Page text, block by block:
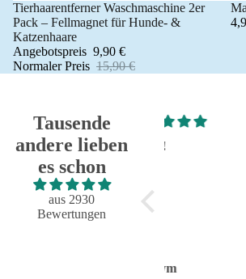
Angebot 🐾
Tierhaarentferner Waschmaschine 2er
Pack – Fellmagnet für Hunde- &
Katzenhaare
Angebotspreis 9,90 €
Normaler Preis 15,90 €
Tausende
andere lieben
es schon
aus 2930
Bewertungen
Super!
Super!
immer alles
und
Großartig -
Flasche
Anonym